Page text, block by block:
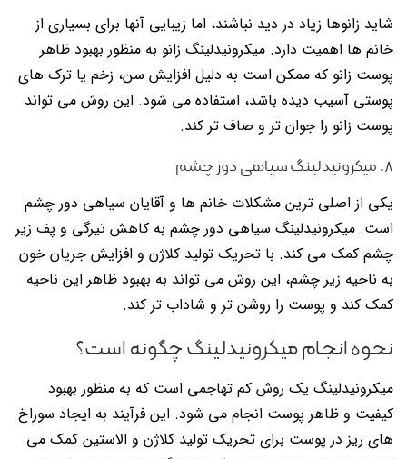
شاید زانوها زیاد در دید نباشند، اما زیبایی آنها برای بسیاری از
خانم ها اهمیت دارد. میکرونیدلینگ زانو به منظور بهبود ظاهر
پوست زانو که ممکن است به دلیل افزایش سن، زخم یا ترک های
پوستی آسیب دیده باشد، استفاده می شود. این روش می تواند
پوست زانو را جوان تر و صاف تر کند.
۸. میکرونیدلینگ سیاهی دور چشم
یکی از اصلی ترین مشکلات خانم ها و آقایان سیاهی دور چشم
است. میکرونیدلینگ سیاهی دور چشم به کاهش تیرگی و پف زیر
چشم کمک می کند. با تحریک تولید کلاژن و افزایش جریان خون
به ناحیه زیر چشم، این روش می تواند به بهبود ظاهر این ناحیه
کمک کند و پوست را روشن تر و شاداب تر کند.
نحوه انجام میکرونیدلینگ چگونه است؟
میکرونیدلینگ یک روش کم تهاجمی است که به منظور بهبود
کیفیت و ظاهر پوست انجام می شود. این فرآیند به ایجاد سوراخ
های ریز در پوست برای تحریک تولید کلاژن و الاستین کمک می